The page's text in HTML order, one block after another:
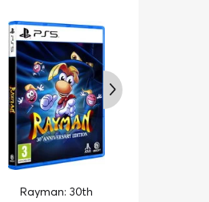
Rayman: 30th